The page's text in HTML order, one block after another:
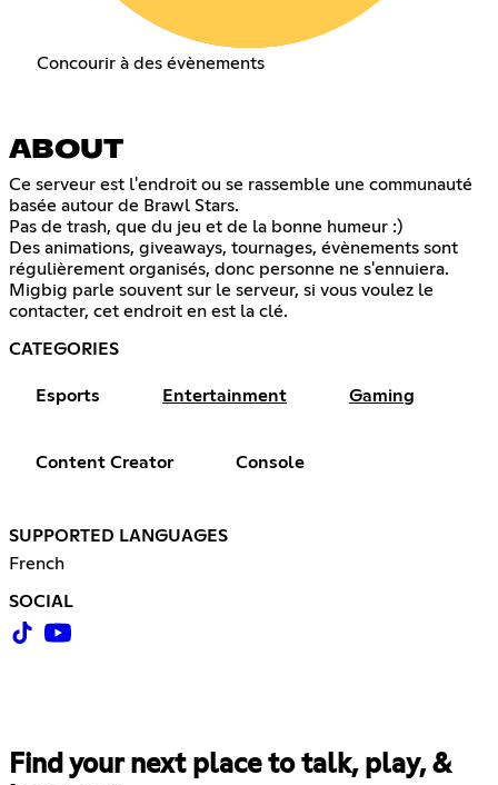
Concourir à des évènements
ABOUT
Ce serveur est l'endroit ou se rassemble une communauté
basée autour de Brawl Stars.
Pas de trash, que du jeu et de la bonne humeur :)
Des animations, giveaways, tournages, évènements sont
régulièrement organisés, donc personne ne s'ennuiera.
Migbig parle souvent sur le serveur, si vous voulez le
contacter, cet endroit en est la clé.
CATEGORIES
Esports Entertainment Gaming
Content Creator Console
SUPPORTED LANGUAGES
French
SOCIAL
Find your next place to talk, play, &